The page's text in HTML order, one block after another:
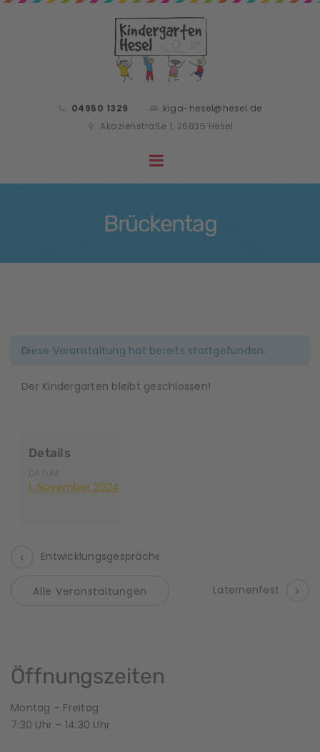
04950 1329
kiga-hesel@hesel.de
Akazienstraße 1, 26835 Hesel
Brückentag
Diese Veranstaltung hat bereits stattgefunden.
Der Kindergarten bleibt geschlossen!
Details
1. November 2024
a
n
s
Entwicklungsgespräche
Alle Veranstaltungen Laternenfest
Öffnungszeiten
Montag – Freitag
7:30 Uhr – 14:30 Uhr